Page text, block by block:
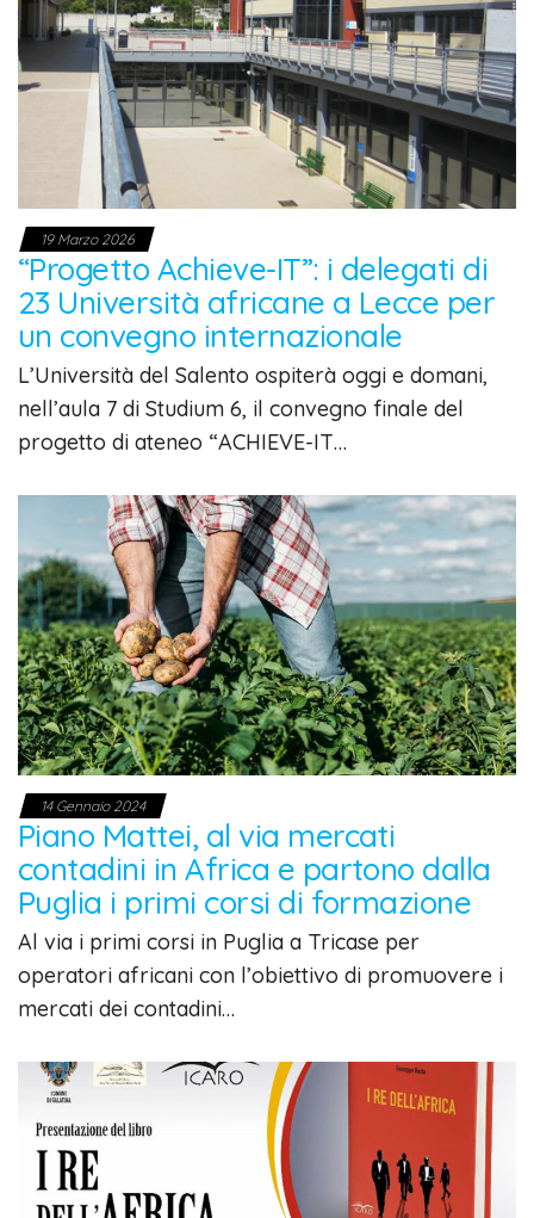
19 Marzo 2026
“Progetto Achieve-IT”: i delegati di
23 Università africane a Lecce per
un convegno internazionale
L’Università del Salento ospiterà oggi e domani,
nell’aula 7 di Studium 6, il convegno finale del
progetto di ateneo “ACHIEVE-IT…
14 Gennaio 2024
Piano Mattei, al via mercati
contadini in Africa e partono dalla
Puglia i primi corsi di formazione
Al via i primi corsi in Puglia a Tricase per
operatori africani con l’obiettivo di promuovere i
mercati dei contadini…